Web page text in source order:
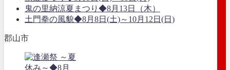
鬼の里納涼夏まつり◆8月13日（木）
土門拳の風貌◆8月8日(土)～10月12日(日)
郡山市